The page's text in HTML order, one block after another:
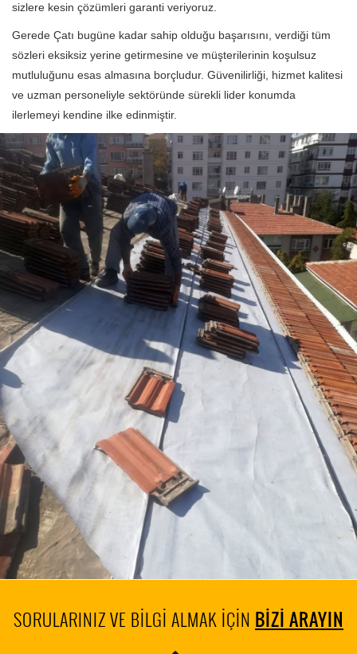
sizlere kesin çözümleri garanti veriyoruz.
Gerede Çatı bugüne kadar sahip olduğu başarısını, verdiği tüm
sözleri eksiksiz yerine getirmesine ve müşterilerinin koşulsuz
mutluluğunu esas almasına borçludur. Güvenilirliği, hizmet kalitesi
ve uzman personeliyle sektöründe sürekli lider konumda
ilerlemeyi kendine ilke edinmiştir.
SORULARINIZ VE BİLGİ ALMAK İÇİN BİZİ ARAYIN